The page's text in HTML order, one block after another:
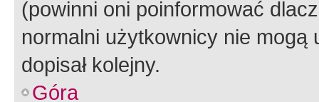
(powinni oni poinformować
normalni użytkownicy nie
dopisał kolejny.
Góra